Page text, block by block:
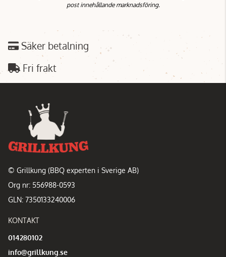
post innehållande marknadsföring.
Säker betalning
Fri frakt
© Grillkung (BBQ experten i Sverige AB)
Org nr: 556988-0593
GLN: 7350133240006
KONTAKT
014280102
info@grillkung.se